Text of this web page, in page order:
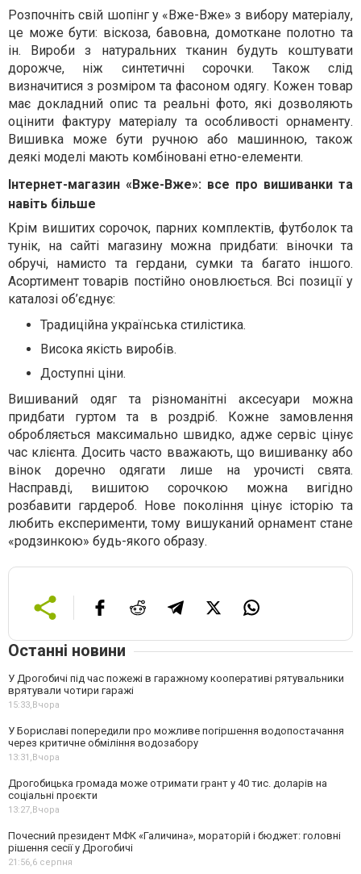
Розпочніть свій шопінг у «Вже-Вже» з вибору матеріалу,
це може бути: віскоза, бавовна, домоткане полотно та
ін. Вироби з натуральних тканин будуть коштувати
дорожче, ніж синтетичні сорочки. Також слід
визначитися з розміром та фасоном одягу. Кожен товар
має докладний опис та реальні фото, які дозволяють
оцінити фактуру матеріалу та особливості орнаменту.
Вишивка може бути ручною або машинною, також
деякі моделі мають комбіновані етно-елементи.
Інтернет-магазин «Вже-Вже»: все про вишиванки та
навіть більше
Крім вишитих сорочок, парних комплектів, футболок та
тунік, на сайті магазину можна придбати: віночки та
обручі, намисто та гердани, сумки та багато іншого.
Асортимент товарів постійно оновлюється. Всі позиції у
каталозі об’єднує:
Традиційна українська стилістика.
Висока якість виробів.
Доступні ціни.
Вишиваний одяг та різноманітні аксесуари можна
придбати гуртом та в роздріб. Кожне замовлення
обробляється максимально швидко, адже сервіс цінує
час клієнта. Досить часто вважають, що вишиванку або
вінок доречно одягати лише на урочисті свята.
Насправді, вишитою сорочкою можна вигідно
розбавити гардероб. Нове покоління цінує історію та
любить експерименти, тому вишуканий орнамент стане
«родзинкою» будь-якого образу.
Останні новини
У Дрогобичі під час пожежі в гаражному кооперативі рятувальники
врятували чотири гаражі
15:33, Вчора
У Бориславі попередили про можливе погіршення водопостачання
через критичне обміління водозабору
13:31, Вчора
Дрогобицька громада може отримати грант у 40 тис. доларів на
соціальні проєкти
13:27, Вчора
Почесний президент МФК «Галичина», мораторій і бюджет: головні
рішення сесії у Дрогобичі
21:56,6 серпня